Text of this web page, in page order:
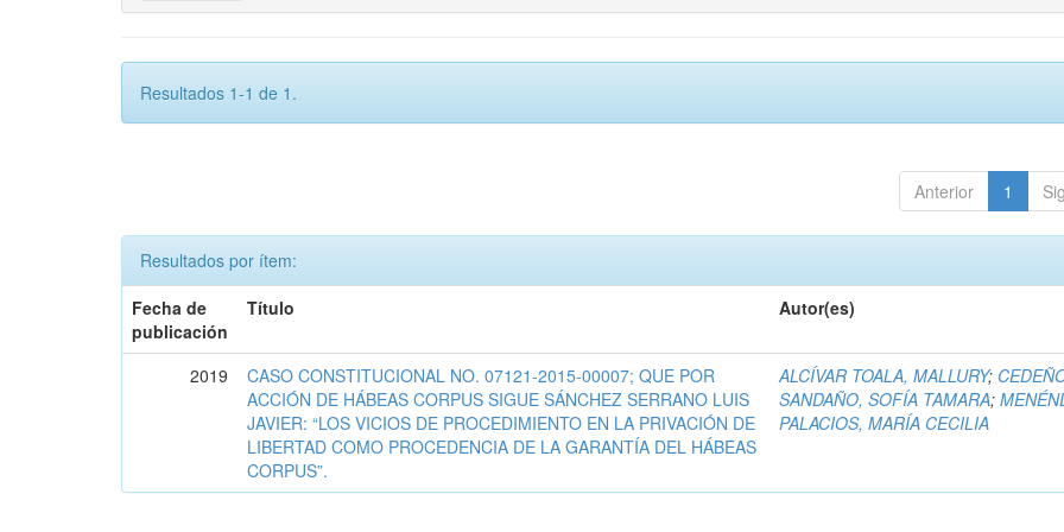
Resultados 1-1 de 1.
Anterior 1
Resultados por ítem:
Fecha de
publicación
Título Autor(es)
2019
CASO CONSTITUCIONAL NO. 07121-2015-00007; QUE POR
ACCIÓN DE HÁBEAS CORPUS SIGUE SÁNCHEZ SERRANO LUIS
JAVIER: “LOS VICIOS DE PROCEDIMIENTO EN LA PRIVACIÓN DE
LIBERTAD COMO PROCEDENCIA DE LA GARANTÍA DEL HÁBEAS
CORPUS”.
ALCÍVAR TOALA, MALLURY;
SANDAÑO, SOFÍA TAMARA;
PALACIOS, MARÍA CECILIA